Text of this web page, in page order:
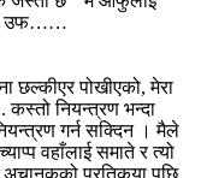
उफ……
छल्कीएर पोखीएको, मेरा
नियन्त्रण भन्दा
गर्न सक्दिन । मैले
वहाँलाई समाते र त्यो
प्रतिकृया पछि